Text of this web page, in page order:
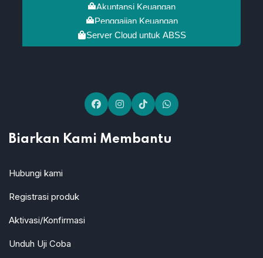
Akuntansi Keuangan
Penggajian Keuangan
Server Cloud untuk ABSS
Biarkan Kami Membantu
Hubungi kami
Registrasi produk
Aktivasi/Konfirmasi
Unduh Uji Coba